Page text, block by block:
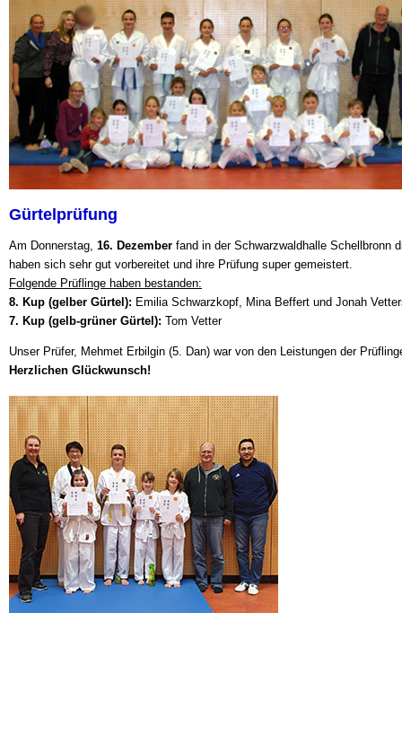
Gürtelprüfung
Am Donnerstag, 16. Dezember fand in der Schwarzwaldhalle Schellbronn
haben sich sehr gut vorbereitet und ihre Prüfung super gemeistert.
Folgende Prüflinge haben bestanden:
8. Kup (gelber Gürtel): Emilia Schwarzkopf, Mina Beffert und Jonah
7. Kup (gelb-grüner Gürtel): Tom Vetter
Unser Prüfer, Mehmet Erbilgin (5. Dan) war von den Leistungen der
Herzlichen Glückwunsch!